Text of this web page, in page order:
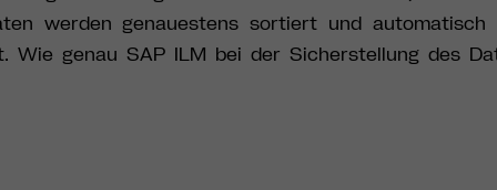
werden genauestens sortiert und automatisch
Wie genau SAP ILM bei der Sicherstellung des